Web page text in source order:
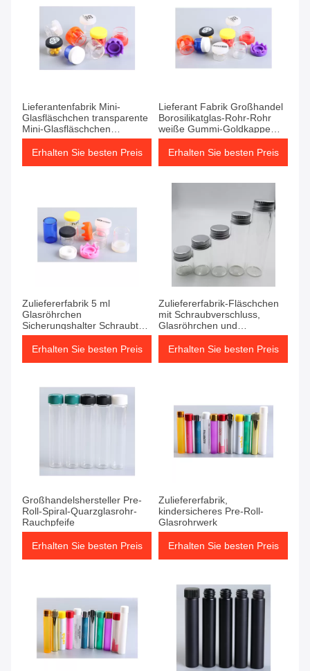
Lieferantenfabrik Mini-
Glasfläschchen transparente
Mini-Glasfläschchen
transparente
Glasröhrenflasche mit
Erhalten Sie besten Preis
Lieferant Fabrik Großhandel
Borosilikatglas-Rohr-Rohr
weiße Gummi-Goldkappe
und Glasrohr
Erhalten Sie besten Preis
Zuliefererfabrik 5 ml
Glasröhrchen
Sicherungshalter Schraubtyp
mit Korkdeckel
Erhalten Sie besten Preis
Zuliefererfabrik-Fläschchen
mit Schraubverschluss,
Glasröhrchen und
Kunststoffdeckel
Erhalten Sie besten Preis
Großhandelshersteller Pre-
Roll-Spiral-Quarzglasrohr-
Rauchpfeife
Erhalten Sie besten Preis
Zuliefererfabrik,
kindersicheres Pre-Roll-
Glasrohrwerk
Erhalten Sie besten Preis